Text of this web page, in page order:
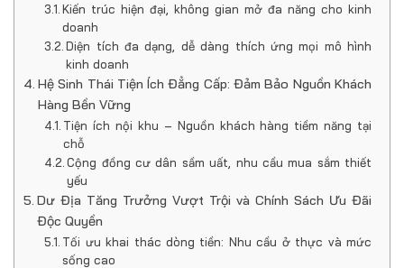
Kiến trúc hiện đại, không gian mở đa năng cho kinh
doanh
Diện tích đa dạng, dễ dàng thích ứng mọi mô hình
kinh doanh
Hệ Sinh Thái Tiện Ích Đẳng Cấp: Đảm Bảo Nguồn Khách
Hàng Bền Vững
Tiện ích nội khu – Nguồn khách hàng tiềm năng tại
chỗ
Cộng đồng cư dân sầm uất, nhu cầu mua sắm thiết
yếu
Dư Địa Tăng Trưởng Vượt Trội và Chính Sách Ưu Đãi
Độc Quyền
Tối ưu khai thác dòng tiền: Nhu cầu ở thực và mức
sống cao